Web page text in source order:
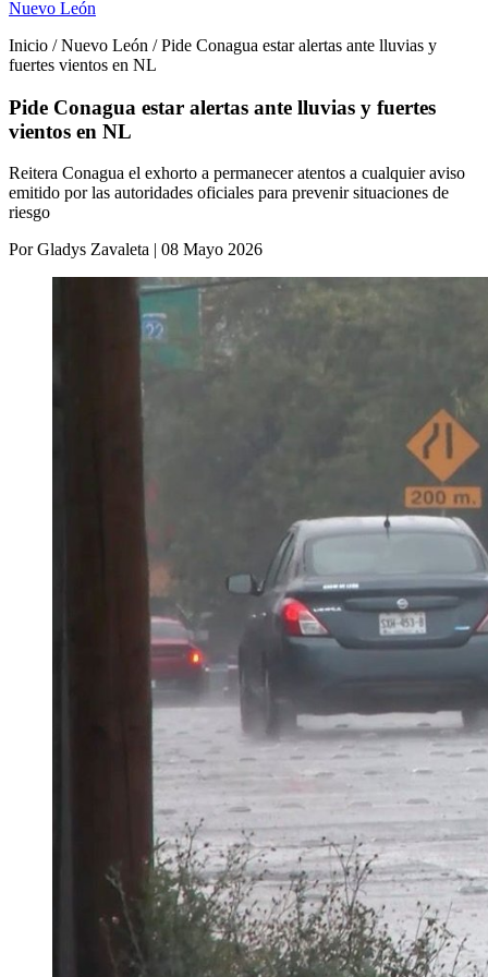
Nuevo León
Inicio / Nuevo León / Pide Conagua estar alertas ante lluvias y
fuertes vientos en NL
Pide Conagua estar alertas ante lluvias y fuertes
vientos en NL
Reitera Conagua el exhorto a permanecer atentos a cualquier aviso
emitido por las autoridades oficiales para prevenir situaciones de
riesgo
Por Gladys Zavaleta | 08 Mayo 2026